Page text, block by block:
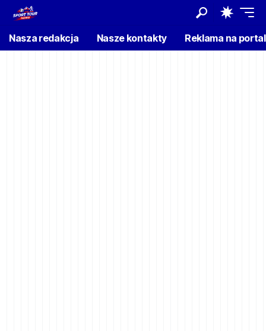
Nasza redakcja Nasze kontakty Reklama na